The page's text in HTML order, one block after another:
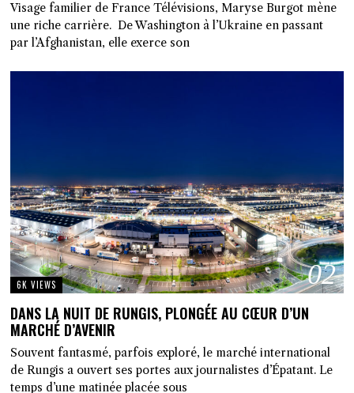
Visage familier de France Télévisions, Maryse Burgot mène
une riche carrière. De Washington à l’Ukraine en passant
par l’Afghanistan, elle exerce son
02
6K VIEWS
DANS LA NUIT DE RUNGIS, PLONGÉE AU CŒUR D’UN
MARCHÉ D’AVENIR
Souvent fantasmé, parfois exploré, le marché international
de Rungis a ouvert ses portes aux journalistes d’Épatant. Le
temps d’une matinée placée sous